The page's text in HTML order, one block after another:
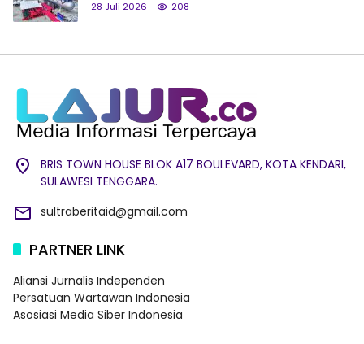
28 Juli 2026 208
BRIS TOWN HOUSE BLOK A17 BOULEVARD, KOTA KENDARI,
SULAWESI TENGGARA.
sultraberitaid@gmail.com
PARTNER LINK
Aliansi Jurnalis Independen
Persatuan Wartawan Indonesia
Asosiasi Media Siber Indonesia